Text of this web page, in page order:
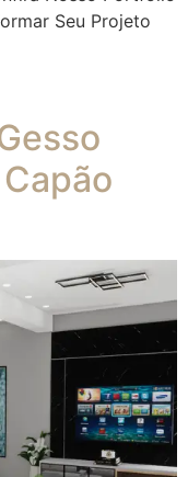
Seu Projeto